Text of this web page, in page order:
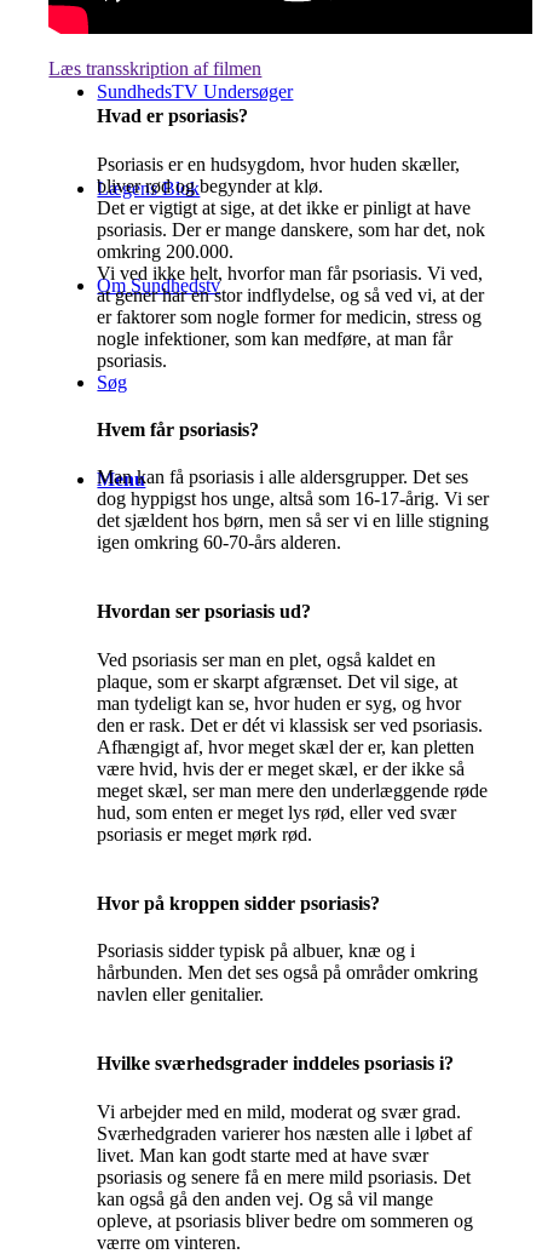
SundhedsTV Undersøger
Lægens Blok
Om Sundhedstv
Søg
Menu
Læs transskription af filmen
Hvad er psoriasis?
Psoriasis er en hudsygdom, hvor huden skæller,
bliver rød og begynder at klø.
Det er vigtigt at sige, at det ikke er pinligt at have
psoriasis. Der er mange danskere, som har det, nok
omkring 200.000.
Vi ved ikke helt, hvorfor man får psoriasis. Vi ved,
at gener har en stor indflydelse, og så ved vi, at der
er faktorer som nogle former for medicin, stress og
nogle infektioner, som kan medføre, at man får
psoriasis.
Hvem får psoriasis?
Man kan få psoriasis i alle aldersgrupper. Det ses
dog hyppigst hos unge, altså som 16-17-årig. Vi ser
det sjældent hos børn, men så ser vi en lille stigning
igen omkring 60-70-års alderen.
Hvordan ser psoriasis ud?
Ved psoriasis ser man en plet, også kaldet en
plaque, som er skarpt afgrænset. Det vil sige, at
man tydeligt kan se, hvor huden er syg, og hvor
den er rask. Det er dét vi klassisk ser ved psoriasis.
Afhængigt af, hvor meget skæl der er, kan pletten
være hvid, hvis der er meget skæl, er der ikke så
meget skæl, ser man mere den underlæggende røde
hud, som enten er meget lys rød, eller ved svær
psoriasis er meget mørk rød.
Hvor på kroppen sidder psoriasis?
Psoriasis sidder typisk på albuer, knæ og i
hårbunden. Men det ses også på områder omkring
navlen eller genitalier.
Hvilke sværhedsgrader inddeles psoriasis i?
Vi arbejder med en mild, moderat og svær grad.
Sværhedgraden varierer hos næsten alle i løbet af
livet. Man kan godt starte med at have svær
psoriasis og senere få en mere mild psoriasis. Det
kan også gå den anden vej. Og så vil mange
opleve, at psoriasis bliver bedre om sommeren og
værre om vinteren.